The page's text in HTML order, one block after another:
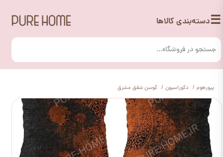
☰دسته‌بندی کالاها
پیورهوم دکوراسیون کوسن شفق مشرق